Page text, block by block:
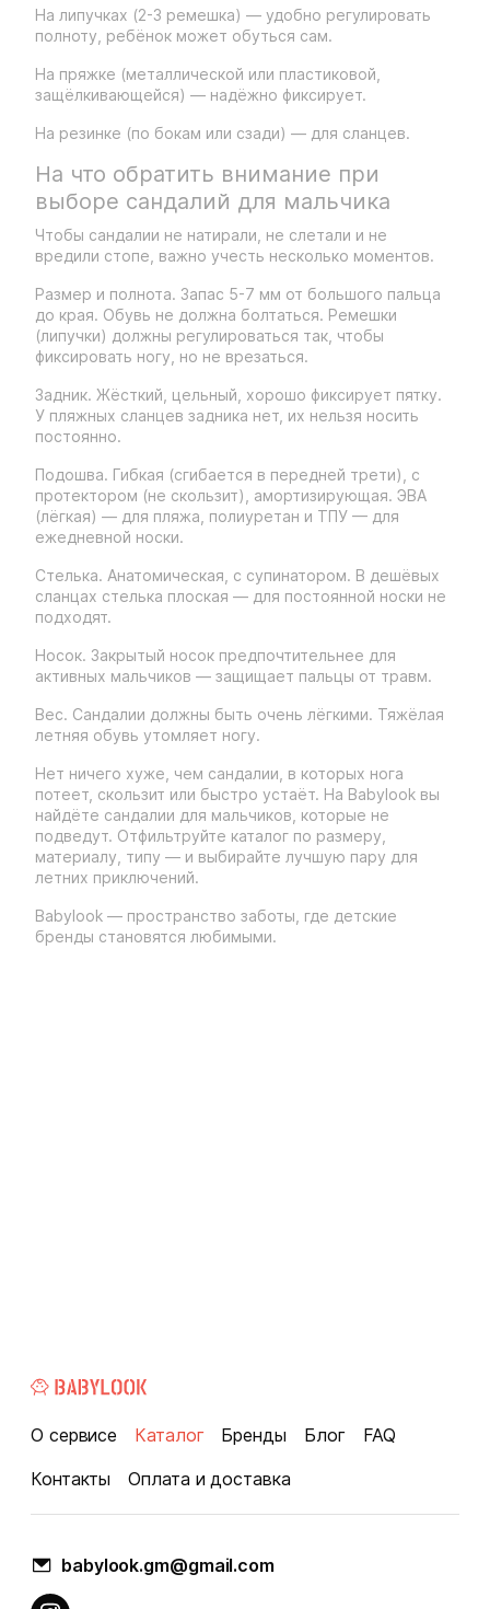
На липучках (2-3 ремешка) — удобно регулировать
полноту, ребёнок может обуться сам.
На пряжке (металлической или пластиковой,
защёлкивающейся) — надёжно фиксирует.
На резинке (по бокам или сзади) — для сланцев.
На что обратить внимание при
выборе сандалий для мальчика
Чтобы сандалии не натирали, не слетали и не
вредили стопе, важно учесть несколько моментов.
Размер и полнота. Запас 5-7 мм от большого пальца
до края. Обувь не должна болтаться. Ремешки
(липучки) должны регулироваться так, чтобы
фиксировать ногу, но не врезаться.
Задник. Жёсткий, цельный, хорошо фиксирует пятку.
У пляжных сланцев задника нет, их нельзя носить
постоянно.
Подошва. Гибкая (сгибается в передней трети), с
протектором (не скользит), амортизирующая. ЭВА
(лёгкая) — для пляжа, полиуретан и ТПУ — для
ежедневной носки.
Стелька. Анатомическая, с супинатором. В дешёвых
сланцах стелька плоская — для постоянной носки не
подходят.
Носок. Закрытый носок предпочтительнее для
активных мальчиков — защищает пальцы от травм.
Вес. Сандалии должны быть очень лёгкими. Тяжёлая
летняя обувь утомляет ногу.
Нет ничего хуже, чем сандалии, в которых нога
потеет, скользит или быстро устаёт. На Babylook вы
найдёте сандалии для мальчиков, которые не
подведут. Отфильтруйте каталог по размеру,
материалу, типу — и выбирайте лучшую пару для
летних приключений.
Babylook — пространство заботы, где детские
бренды становятся любимыми.
О сервисе Каталог Бренды Блог
FAQ
Контакты
Оплата и доставка
babylook.gm@gmail.com